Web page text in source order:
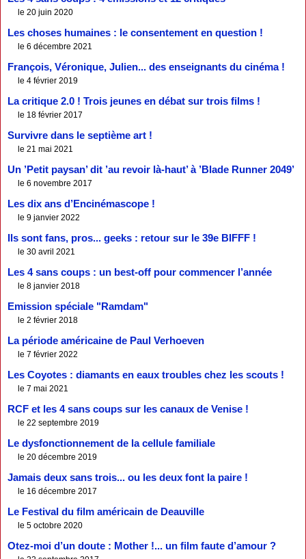
le 20 juin 2020
Les choses humaines : le consentement en question !
le 6 décembre 2021
François, Véronique, Julien... des enseignants du cinéma !
le 4 février 2019
La critique 2.0 ! Trois jeunes en débat sur trois films !
le 18 février 2017
Survivre dans le septième art !
le 21 mai 2021
Un ’Petit paysan’ dit ’au revoir là-haut’ à ’Blade Runner 2049’
le 6 novembre 2017
Les dix ans d’Encinémascope !
le 9 janvier 2022
Ils sont fans, pros... geeks : retour sur le 39e BIFFF !
le 30 avril 2021
Les 4 sans coups : un best-off pour commencer l’année
le 8 janvier 2018
Emission spéciale "Ramdam"
le 2 février 2018
La période américaine de Paul Verhoeven
le 7 février 2022
Les Coyotes : diamants en eaux troubles chez les scouts !
le 7 mai 2021
RCF et les 4 sans coups sur les canaux de Venise !
le 22 septembre 2019
Le dysfonctionnement de la cellule familiale
le 20 décembre 2019
Jamais deux sans trois... ou les deux font la paire !
le 16 décembre 2017
Le Festival du film américain de Deauville
le 5 octobre 2020
Otez-moi d’un doute : Mother !... un film faute d’amour ?